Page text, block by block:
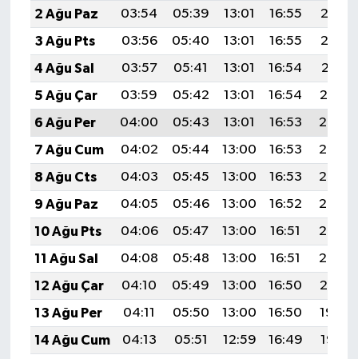
2 Ağu Paz
03:54 05:39 13:01 16:55
20:13
3 Ağu Pts
03:56 05:40 13:01 16:55
20:12
4 Ağu Sal
03:57 05:41 13:01 16:54
20:11
5 Ağu Çar
03:59 05:42 13:01 16:54
20:10
6 Ağu Per
04:00 05:43 13:01 16:53
20:08
7 Ağu Cum
04:02 05:44 13:00 16:53
20:07
8 Ağu Cts
04:03 05:45 13:00 16:53
20:06
9 Ağu Paz
04:05 05:46 13:00 16:52
20:05
10 Ağu Pts
04:06 05:47 13:00 16:51
20:03
11 Ağu Sal
04:08 05:48 13:00 16:51
20:02
12 Ağu Çar
04:10 05:49 13:00 16:50
20:01
13 Ağu Per
04:11 05:50 13:00 16:50
19:59
14 Ağu Cum
04:13 05:51 12:59 16:49
19:58